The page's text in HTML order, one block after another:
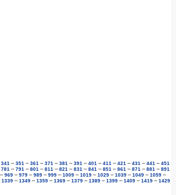
341 – 351 – 361 – 371 – 381 – 391 – 401 – 411 – 421 – 431 – 441 – 451
781 – 791 – 801 – 811 – 821 – 831 – 841 – 851 – 861 – 871 – 881 – 891
– 969 – 979 – 989 – 999 – 1009 – 1019 – 1029 – 1039 – 1049 – 1059 –
1339 – 1349 – 1359 – 1369 – 1379 – 1389 – 1399 – 1409 – 1419 – 1429